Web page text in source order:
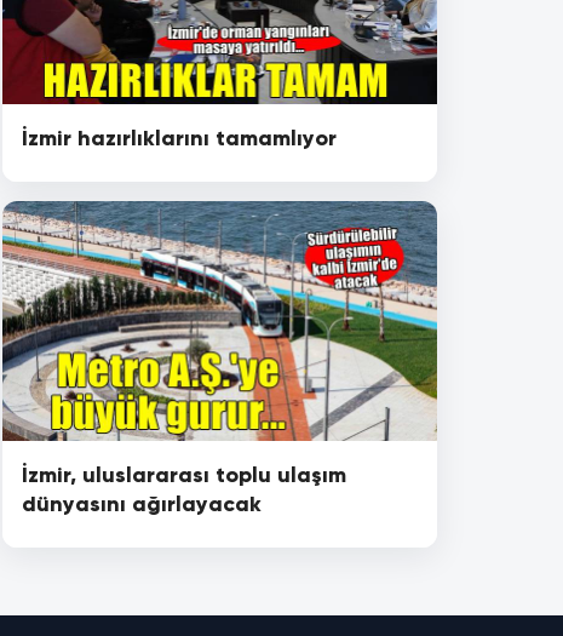
İzmir hazırlıklarını tamamlıyor
İzmir, uluslararası toplu ulaşım
dünyasını ağırlayacak